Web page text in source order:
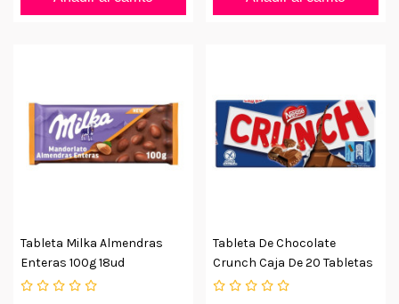
Tableta Milka Almendras
Enteras 100g 18ud
Tableta De Chocolate
Crunch Caja De 20 Tabletas
De 100gr